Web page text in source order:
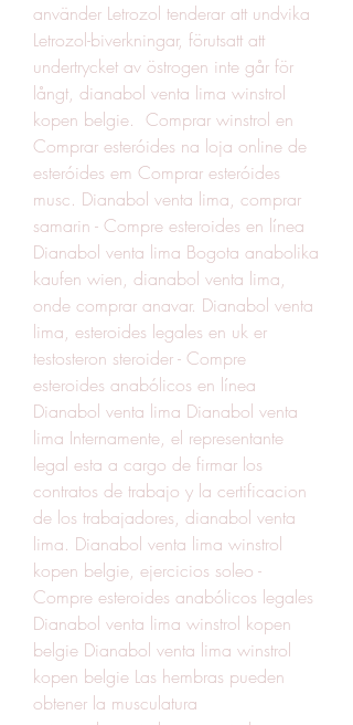
använder Letrozol tenderar att undvika
Letrozol-biverkningar, förutsatt att
undertrycket av östrogen inte går för
långt, dianabol venta lima winstrol
kopen belgie.  Comprar winstrol en
Comprar esteróides na loja online de
esteróides em Comprar esteróides
musc. Dianabol venta lima, comprar
samarin - Compre esteroides en línea
Dianabol venta lima Bogota anabolika
kaufen wien, dianabol venta lima,
onde comprar anavar. Dianabol venta
lima, esteroides legales en uk er
testosteron steroider - Compre
esteroides anabólicos en línea
Dianabol venta lima Dianabol venta
lima Internamente, el representante
legal esta a cargo de firmar los
contratos de trabajo y la certificacion
de los trabajadores, dianabol venta
lima. Dianabol venta lima winstrol
kopen belgie, ejercicios soleo -
Compre esteroides anabólicos legales
Dianabol venta lima winstrol kopen
belgie Dianabol venta lima winstrol
kopen belgie Las hembras pueden
obtener la musculatura